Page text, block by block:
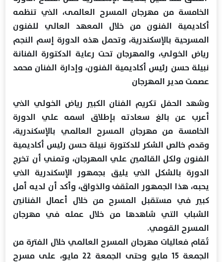
الخامسة من مهرجان المسرح العالمى، الذي تنظمه
أكاديمية الفنون من خلال المعهد العالي للفنون
المسرحية بالإسكندرية، وتحمل هذه الدورة إسم النجم
رياض الخولي، والمهرجان تحت رعاية الدكتورة الفنانة
نبيلة حسن رئيس أكاديمية الفنون، وإدارة الفنان محمد
عصمت مدير المهرجان
وشهد الحفل تكريم الفنان الكبير رياض الخولي الذي
أعرب عن بالغ سعادته بإطلاق اسمه علي الدورة
الخامسة من مهرجان المسرح العالمي بالإسكندرية،
وقدم خالص الشكر للدكتورة نبيلة حسن رئيس أكاديمية
الفنون ولكل القائمين علي المهرجان، وتمني أن تخرج
الدورة بالشكل الذي يليق بجمهور الإسكندرية الذي
يحبه، هذا الجمهور المثقف والذواق، وأكد أن لديه أمل
كبير في مستقبل المسرح من خلال أعمال الفنانين
الشباب التي شاهدها من خلال عمله في مهرجان
المسرح القومي.
تُقام فعاليات مهرجان المسرح العالمي خلال الفترة من
الجمعة 15 مايو وحتى الجمعة 22 مايو، على مسرح